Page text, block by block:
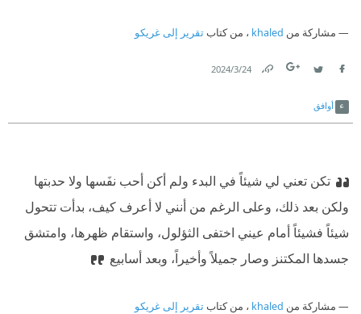
مشاركة من khaled ، من كتابتقرير إلى غريكو
24‏/3‏/2024
أوافق
تكن تعني لي شيئاً في البدء ولم أكن أحب نفَسها ولا حدبتها
ولكن بعد ذلك، وعلى الرغم من أنني لا أعرف كيف، بدأت تتحول
شيئاً فشيئاً أمام عيني اختفى الثؤلول، واستقام ظهرها، وامتشق
جسدها المكتنز وصار جميلاً وأخيراً، وبعد أسابيع
مشاركة من khaled ، من كتابتقرير إلى غريكو